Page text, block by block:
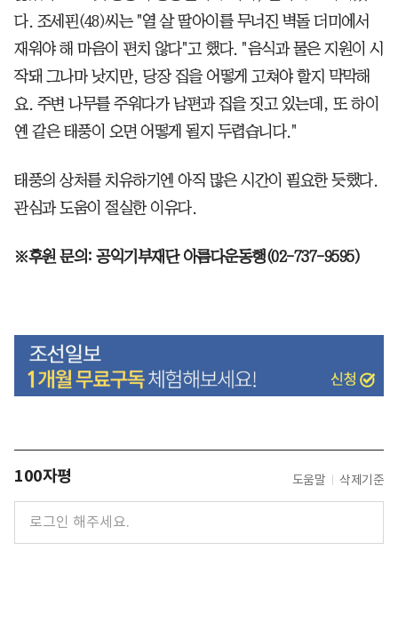
다. 조세핀(48)씨는 "열 살 딸아이를 무너진 벽돌 더미에서
재워야 해 마음이 편치 않다"고 했다. "음식과 물은 지원이 시
작돼 그나마 낫지만, 당장 집을 어떻게 고쳐야 할지 막막해
요. 주변 나무를 주워다가 남편과 집을 짓고 있는데, 또 하이
옌 같은 태풍이 오면 어떻게 될지 두렵습니다."
태풍의 상처를 치유하기엔 아직 많은 시간이 필요한 듯했다.
관심과 도움이 절실한 이유다.
※후원 문의: 공익기부재단 아름다운동행(02-737-9595)
100자평 도움말 삭제기준